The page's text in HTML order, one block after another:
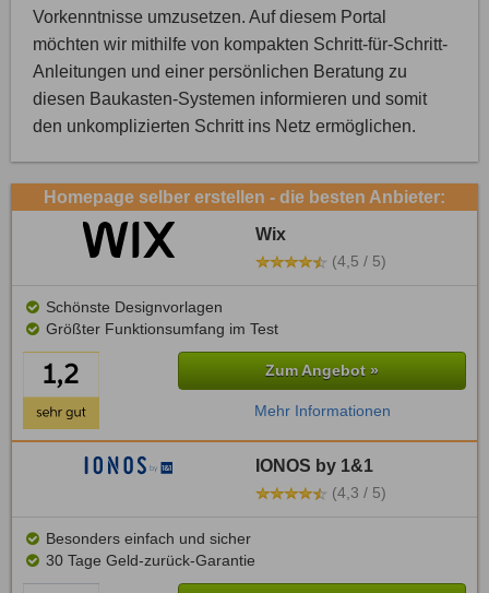
Vorkenntnisse umzusetzen. Auf diesem Portal
möchten wir mithilfe von kompakten Schritt-für-Schritt-
Anleitungen und einer persönlichen Beratung zu
diesen Baukasten-Systemen informieren und somit
den unkomplizierten Schritt ins Netz ermöglichen.
Homepage selber erstellen - die besten Anbieter:
Wix
(4,5 / 5)
Schönste Designvorlagen
Größter Funktionsumfang im Test
Zum Angebot »
Mehr Informationen
IONOS by 1&1
(4,3 / 5)
Besonders einfach und sicher
30 Tage Geld-zurück-Garantie